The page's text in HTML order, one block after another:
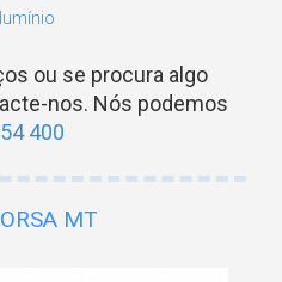
ou se procura algo
nos. Nós podemos
400
MT